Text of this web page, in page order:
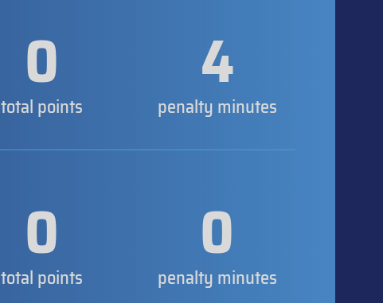
0
total points 4
penalty minutes
0
total points 0
penalty minutes